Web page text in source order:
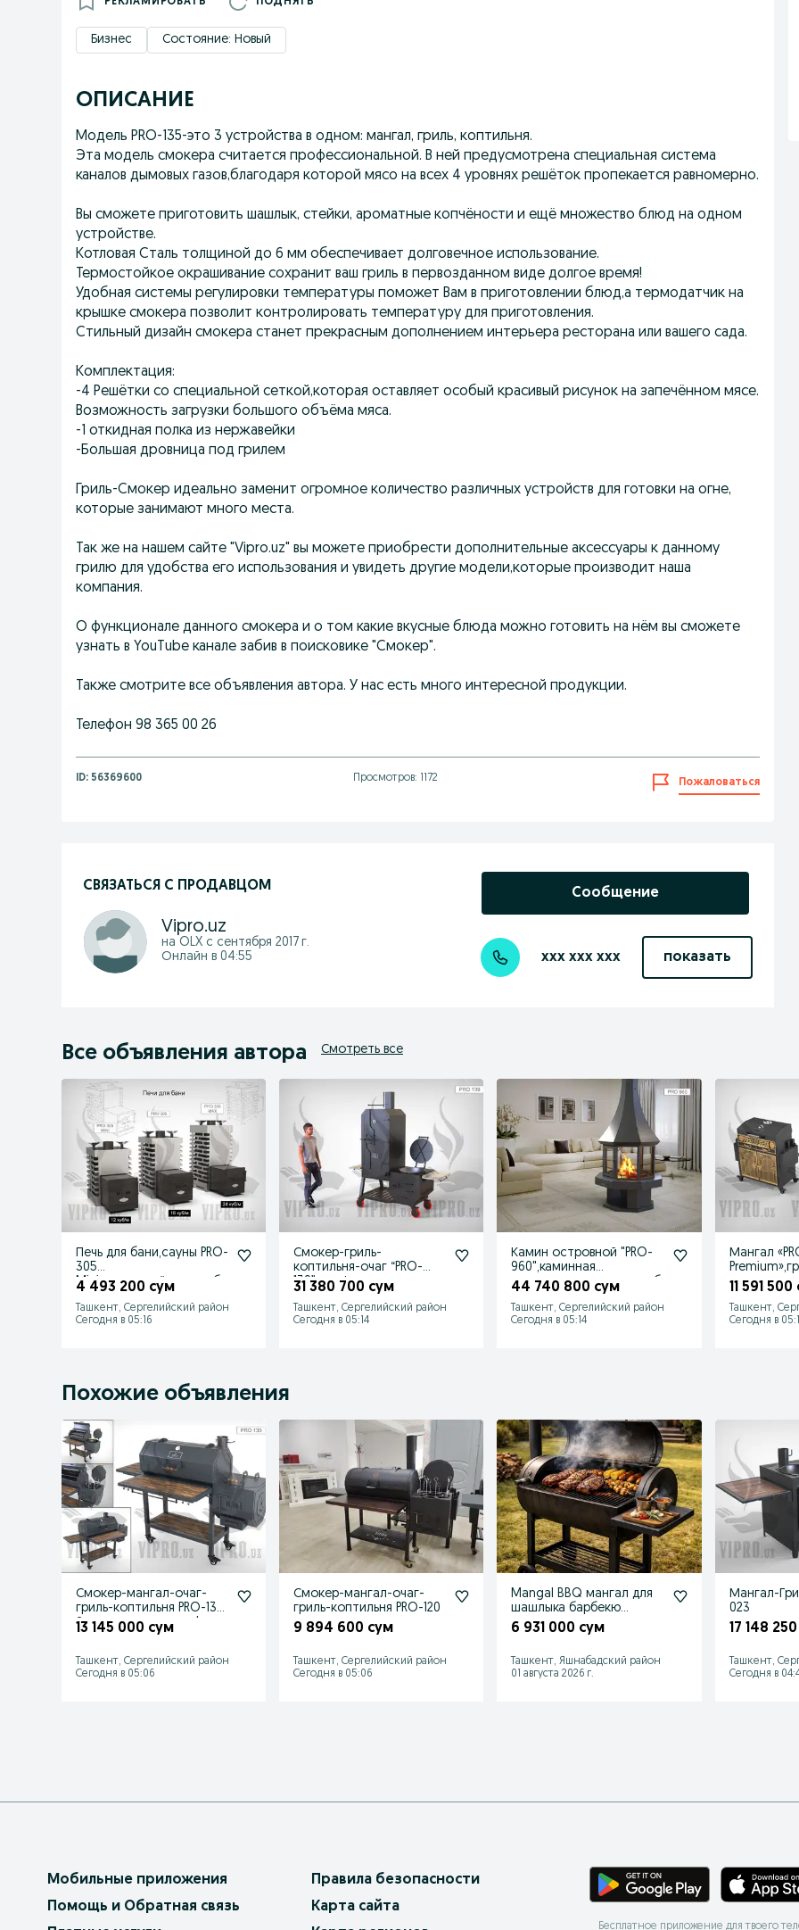
Бизнес Состояние: Новый
ОПИСАНИЕ
Модель PRO-135-это 3 устpойства в одном: мангал, гpиль, коптильня.
Эта модель смокера считается профессиональной. В ней предусмотрена специальная система
каналов дымовых газов,благодаря которой мясо на всех 4 уровнях решёток пропекается равномерно.
Вы сможете приготовить шашлык, стейки, ароматные копчёности и ещё множество блюд на одном
устройстве.
Котловая Сталь толщиной до 6 мм обеспечивает долговечное использование.
Термостойкое окрашивание сохранит ваш гриль в первозданном виде долгое время!
Удобная системы регулировки температуры поможет Вам в приготовлении блюд,а термодатчик на
крышке смокера позволит контролировать температуру для приготовления.
Стильный дизайн смокера станет прекрасным дополнением интерьера ресторана или вашего сада.
Комплектация:
-4 Решётки со специальной сеткой,которая оставляет особый красивый рисунок на запечённом мясе.
Возможность загрузки большого объёма мяса.
-1 откидная полка из нержавейки
-Большая дровница под грилем
Гриль-Смокер идеально заменит огромное количество различных устройств для готовки на огне,
которые занимают много места.
Так же на нашем сайте "Vipro.uz" вы можете приобрести дополнительные аксессуары к данному
грилю для удобства его использования и увидеть другие модели,которые производит наша
компания.
О функционале данного смокера и о том какие вкусные блюда можно готовить на нём вы сможете
узнать в YouTube канале забив в поисковике "Смокер".
Также смотрите все объявления автора. У нас есть много интересной продукции.
Телефон 98 365 00 26
ID: 56369600 Просмотров: 1172 Пожаловаться
СВЯЗАТЬСЯ С ПРОДАВЦОМ
Vipro.uz
на OLX с сентября 2017 г.
Онлайн в 04:55
Сообщение
xxx xxx xxx показать
Все объявления автора Смотреть все
Печь для бани,сауны PRO-
305
Mini,печка,котёл,сауна,ба
4 493 200 сум
Ташкент, Сергелийский район
Сегодня в 05:16
Смокер-гриль-
коптильня-очаг “PRO-
139”,профессиональное
31 380 700 сум
Ташкент, Сергелийский район
Сегодня в 05:14
Камин островной "PRO-
960",каминная
топка,печь,отопление,об
44 740 800 сум
Ташкент, Сергелийский район
Сегодня в 05:14
Мангал
ура,очаг
11 591 500
Ташкент,
Сегодня в
Похожие объявления
Смокер-мангал-очаг-
гриль-коптильня PRO-130.
Заводское качество!
13 145 000 сум
Ташкент, Сергелийский район
Сегодня в 05:06
Смокер-мангал-очаг-
гриль-коптильня PRO-120
9 894 600 сум
Ташкент, Сергелийский район
Сегодня в 05:06
Mangal BBQ мангал для
шашлыка барбекю
шашлычница смокер
6 931 000 сум
Ташкент, Яшнабадский район
01 августа 2026 г.
Мангал-
023
17 148
Ташкент,
Сегодня в
Мобильные приложения
Помощь и Обратная связь
Правила безопасности
Карта сайта
Бесплатное приложение для твоего